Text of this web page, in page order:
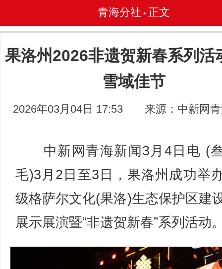
青海分社 • 正文
果洛州2026非遗贺新春系列活
雪域佳节
2026年03月04日 17:53 来源：中新网
中新网青海新闻3月4日电 (
毛)3月2日至3日，果洛州成功举
级格萨尔文化(果洛)生态保护区建
展示展演暨“非遗贺新春”系列活动